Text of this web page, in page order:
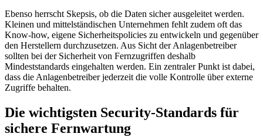
Ebenso herrscht Skepsis, ob die Daten sicher ausgeleitet werden.
Kleinen und mittelständischen Unternehmen fehlt zudem oft das
Know-how, eigene Sicherheitspolicies zu entwickeln und gegenüber
den Herstellern durchzusetzen. Aus Sicht der Anlagenbetreiber
sollten bei der Sicherheit von Fernzugriffen deshalb
Mindeststandards eingehalten werden. Ein zentraler Punkt ist dabei,
dass die Anlagenbetreiber jederzeit die volle Kontrolle über externe
Zugriffe behalten.
Die wichtigsten Security-Standards für
sichere Fernwartung